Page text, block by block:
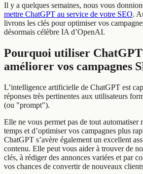
Il y a quelques semaines, nous vous
mettre ChatGPT au service de votre SEO.
livrons les clés pour optimiser vos
désormais célèbre IA d’OpenAI.
Pourquoi utiliser
améliorer vos campagnes
L’intelligence artificielle de ChatGPT est
réponses très pertinentes aux utilisateurs
(ou "prompt").
Elle ne vous permet pas de tout automatiser
temps et d’optimiser vos campagnes plus
ChatGPT s’avère également un excellent
contenu. Elle peut vous aider à trouver de
clés, à rédiger des annonces variées et par
vos chances de convertir de nouveaux